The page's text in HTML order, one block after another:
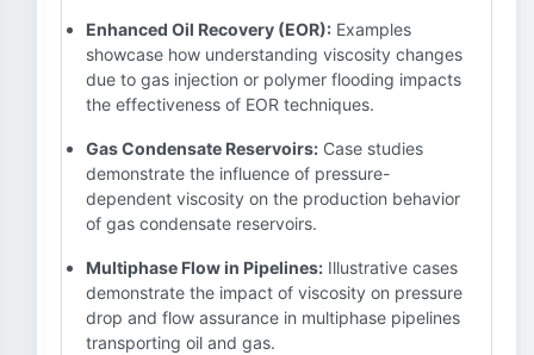
Enhanced Oil Recovery (EOR): Examples
showcase how understanding viscosity changes
due to gas injection or polymer flooding impacts
the effectiveness of EOR techniques.
Gas Condensate Reservoirs: Case studies
demonstrate the influence of pressure-
dependent viscosity on the production behavior
of gas condensate reservoirs.
Multiphase Flow in Pipelines: Illustrative cases
demonstrate the impact of viscosity on pressure
drop and flow assurance in multiphase pipelines
transporting oil and gas.